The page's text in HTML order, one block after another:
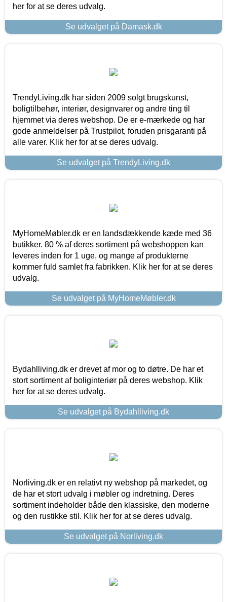
her for at se deres udvalg.
Se udvalget på Damask.dk
TrendyLiving.dk har siden 2009 solgt brugskunst,
boligtilbehør, interiør, designvarer og andre ting til
hjemmet via deres webshop. De er e-mærkede og har
gode anmeldelser på Trustpilot, foruden prisgaranti på
alle varer. Klik her for at se deres udvalg.
Se udvalget på TrendyLiving.dk
MyHomeMøbler.dk er en landsdækkende kæde med 36
butikker. 80 % af deres sortiment på webshoppen kan
leveres inden for 1 uge, og mange af produkterne
kommer fuld samlet fra fabrikken. Klik her for at se deres
udvalg.
Se udvalget på MyHomeMøbler.dk
Bydahlliving.dk er drevet af mor og to døtre. De har et
stort sortiment af boliginteriør på deres webshop. Klik
her for at se deres udvalg.
Se udvalget på Bydahlliving.dk
Norliving.dk er en relativt ny webshop på markedet, og
de har et stort udvalg i møbler og indretning. Deres
sortiment indeholder både den klassiske, den moderne
og den rustikke stil. Klik her for at se deres udvalg.
Se udvalget på Norliving.dk